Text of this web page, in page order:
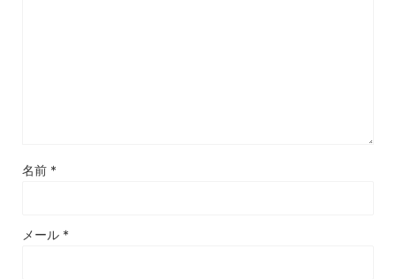
名前 *
メール *